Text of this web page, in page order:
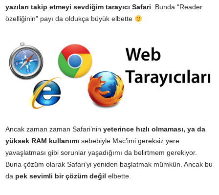
yazıları takip etmeyi sevdiğim tarayıcı Safari . Bunda “Reader
özelliğinin” payı da oldukça büyük elbette
Ancak zaman zaman Safari’nin yeterince hızlı olmaması, ya da
yüksek RAM kullanımı sebebiyle Mac’imi gereksiz yere
yavaşlatması gibi sorunlar yaşadığımı da belirtmem gerekiyor.
Buna çözüm olarak Safari’yi yeniden başlatmak mümkün. Ancak bu
da pek sevimli bir çözüm değil elbette.